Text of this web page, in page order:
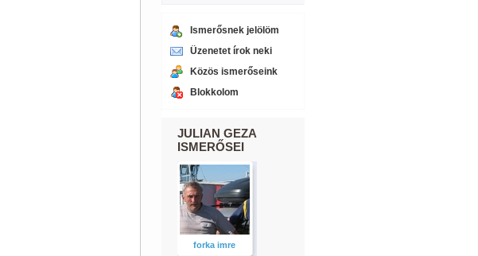
Ismerősnek jelölöm
Üzenetet írok neki
Közös ismerőseink
Blokkolom
JULIAN GEZA
ISMERŐSEI
forka imre